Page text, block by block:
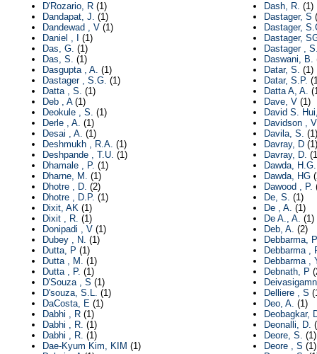
D'Rozario, R(1)
Dandapat, J. (1)
Dandewad , V(1)
Daniel , I
(1)
Das, G. (1)
Das, S. (1)
Dasgupta , A. (1)
Dastager , S.G. (1)
Datta , S. (1)
Deb , A(1)
Deokule , S. (1)
Derle , A. (1)
Desai , A. (1)
Deshmukh , R.A. (1)
Deshpande , T.U. (1)
Dhamale , P. (1)
Dharne, M. (1)
Dhotre , D. (2)
Dhotre , D.P. (1)
Dixit, AK(1)
Dixit , R. (1)
Donipadi , V(1)
Dubey , N. (1)
Dutta, P (1)
Dutta , M. (1)
Dutta , P. (1)
D'Souza , S (1)
D'souza, S.L. (1)
DaCosta, E(1)
Dabhi , R(1)
Dabhi , R. (1)
Dabhi , R. (1)
Dae-Kyum Kim, KIM (1)
Dash, R. (1)
Dastager, S
Dastager,
Dastager,
Dastager ,
Daswani, B.
Datar, S. (1)
Datar, S.P.
Datta A, A.
Dave, V(1)
David S.
Davidson ,
Davila, S. (1)
Davray, D(1)
Davray, D.
Dawda, H.G.
Dawda, HG
Dawood , P.
De, S. (1)
De , A. (1)
De A., A. (1)
Deb, A. (2)
Debbarma,
Debbarma ,
Debbarma ,
Debnath, P
Delliere , S
Deo, A. (1)
Deobagkar,
Deonalli, D.
Deore, S. (1)
Deore , S (1)